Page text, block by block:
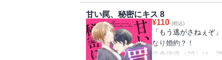
きだけど」トラウマ
社内溺愛ラブストーリ
甘い罠、秘密にキス 8
¥110 (税込)
「もう逃がさねぇぞ
なり婚約？！
佐倉伊織（29）は、